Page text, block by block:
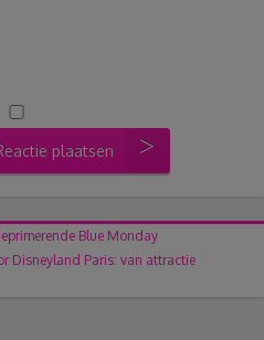
plaatsen
Blue Monday
Disneyland Paris: van attractie